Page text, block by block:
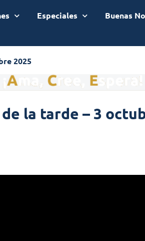
Especiales
Buenas
2025
la tarde – 3